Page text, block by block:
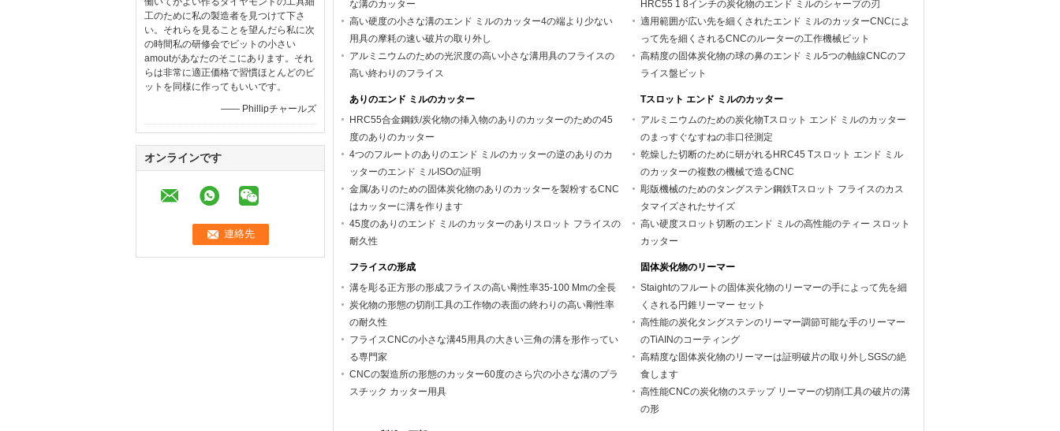
工のために私の製造者を見つけて下さ
い。それらを見ることを望んだら私に次
の時間私の研修会でビットの小さい
amoutがあなたのそこにあります。それ
らは非常に適正価格で習慣ほとんどのビ
ットを同様に作ってもいいです。
—— Phillipチャールズ
オンラインです
な溝のカッター
高い硬度の小さな溝のエンド ミルのカッター4の端より少ない
用具の摩耗の速い破片の取り外し
アルミニウムのための光沢度の高い小さな溝用具のフライスの
高い終わりのフライス
HRC55 1 8インチの炭化物のエンド ミルのシャープの刃
適用範囲が広い先を細くされたエンド ミルのカッターCNCによ
って先を細くされるCNCのルーターの工作機械ビット
高精度の固体炭化物の球の鼻のエンド ミル5つの軸線CNCのフ
ライス盤ビット
ありのエンド ミルのカッター
HRC55合金鋼鉄/炭化物の挿入物のありのカッターのための45
度のありのカッター
4つのフルートのありのエンド ミルのカッターの逆のありのカ
ッターのエンド ミルISOの証明
金属/ありのための固体炭化物のありのカッターを製粉するCNC
はカッターに溝を作ります
45度のありのエンド ミルのカッターのありスロット フライスの
耐久性
Tスロット エンド ミルのカッター
アルミニウムのための炭化物Tスロット エンド ミルのカッター
のまっすぐなすねの非口径測定
乾燥した切断のために研がれるHRC45 Tスロット エンド ミル
のカッターの複数の機械で造るCNC
彫版機械のためのタングステン鋼鉄Tスロット フライスのカス
タマイズされたサイズ
高い硬度スロット切断のエンド ミルの高性能のティー スロット
カッター
フライスの形成
溝を彫る正方形の形成フライスの高い剛性率35-100 Mmの全長
炭化物の形態の切削工具の工作物の表面の終わりの高い剛性率
の耐久性
フライスCNCの小さな溝45用具の大きい三角の溝を形作ってい
る専門家
CNCの製造所の形態のカッター60度のさら穴の小さな溝のプラ
スチック カッター用具
固体炭化物のリーマー
Staightのフルートの固体炭化物のリーマーの手によって先を細
くされる円錐リーマー セット
高性能の炭化タングステンのリーマー調節可能な手のリーマー
のTiAINのコーティング
高精度な固体炭化物のリーマーは証明破片の取り外しSGSの絶
食します
高性能CNCの炭化物のステップ リーマーの切削工具の破片の溝
の形